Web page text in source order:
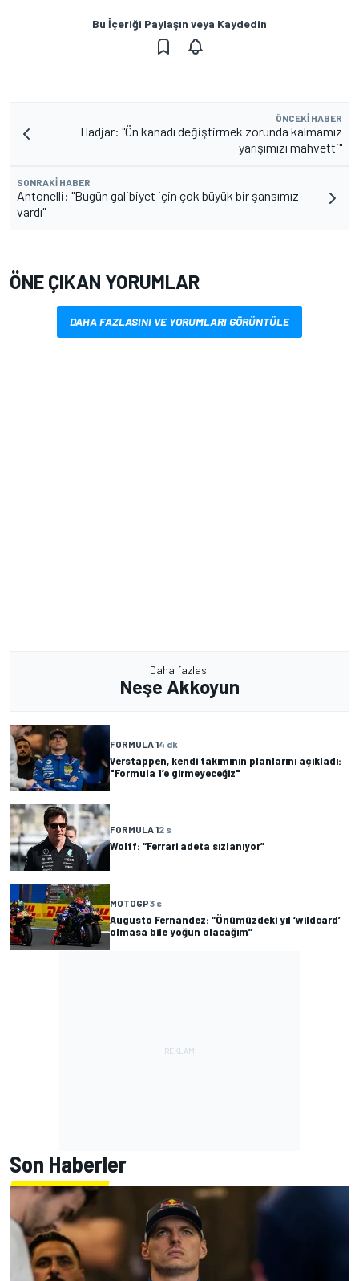
Bu İçeriği Paylaşın veya Kaydedin
ÖNCEKI HABER
Hadjar: "Ön kanadı değiştirmek zorunda kalmamız
yarışımızı mahvetti"
SONRAKI HABER
Antonelli: "Bugün galibiyet için çok büyük bir şansımız
vardı"
ÖNE ÇIKAN YORUMLAR
DAHA FAZLASINI VE YORUMLARI GÖRÜNTÜLE
Daha fazlası
Neşe Akkoyun
FORMULA 14 dk
Verstappen, kendi takımının planlarını açıkladı:
"Formula 1’e girmeyeceğiz"
FORMULA 12 s
Wolff: “Ferrari adeta sızlanıyor”
MOTOGP3 s
Augusto Fernandez: “Önümüzdeki yıl ‘wildcard’
olmasa bile yoğun olacağım”
Son Haberler